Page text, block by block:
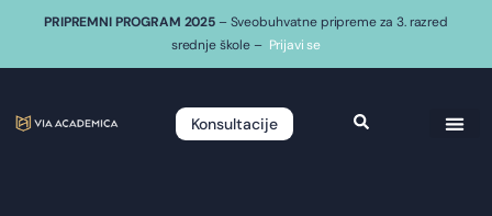
PRIPREMNI PROGRAM 2025 – Sveobuhvatne pripreme za 3. razred
srednje škole – Prijavi se
Konsultacije